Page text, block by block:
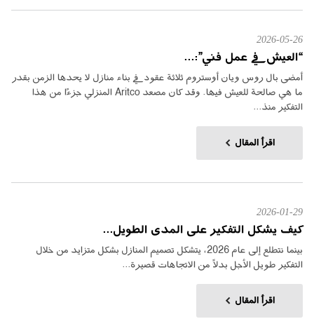
2026-05-26
“العيش في عمل فني”:...
أمضى بال روس ويان أوستروم ثلاثة عقود في بناء منازل لا يحدها الزمن بقدر
ما هي صالحة للعيش فيها. وقد كان مصعد Aritco المنزلي جزءًا من هذا
التفكير منذ...
اقرأ المقال
2026-01-29
كيف يشكل التفكير على المدى الطويل...
بينما نتطلع إلى عام 2026، يتشكل تصميم المنازل بشكل متزايد من خلال
التفكير طويل الأجل بدلاً من الاتجاهات قصيرة...
اقرأ المقال